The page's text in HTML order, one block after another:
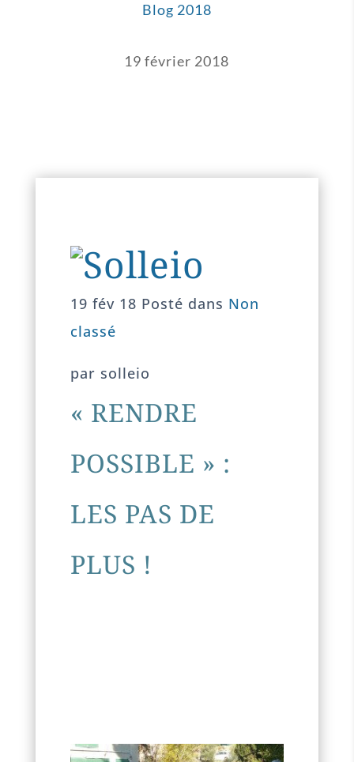
Blog 2018
19 février 2018
19 fév 18 Posté dans Non
classé
par solleio
« RENDRE
POSSIBLE » :
LES PAS DE
PLUS !